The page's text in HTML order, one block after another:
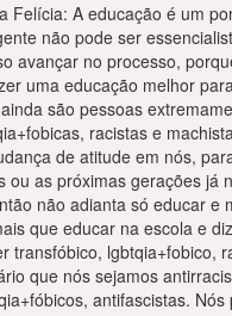
Felícia: A educação é um
não pode ser
avançar no processo,
uma educação melhor
são pessoas
racistas e
de atitude em nós,
ou as próximas gerações já
não adianta só educar e
que educar na escola e
transfóbico, lgbtqia+fobico,
que nós sejamos
antifascistas. Nós